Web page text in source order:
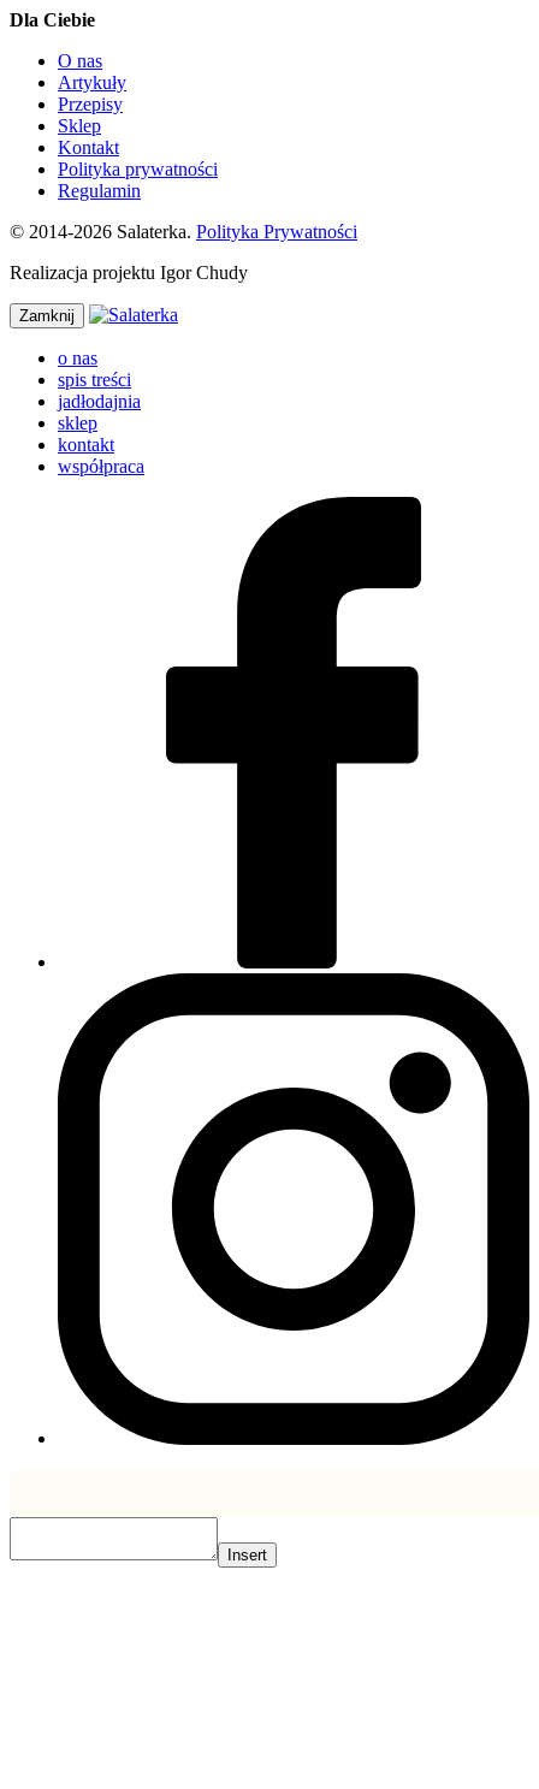
Dla Ciebie
O nas
Artykuły
Przepisy
Sklep
Kontakt
Polityka prywatności
Regulamin
© 2014-2026 Salaterka. Polityka Prywatności
Realizacja projektu Igor Chudy
Zamknij
o nas
spis treści
jadłodajnia
sklep
kontakt
współpraca
Insert